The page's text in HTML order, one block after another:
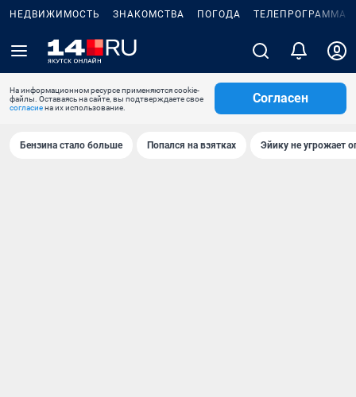
НЕДВИЖИМОСТЬ ЗНАКОМСТВА ПОГОДА ТЕЛЕПРОГРАММА
На информационном ресурсе применяются cookie-
файлы. Оставаясь на сайте, вы подтверждаете свое
согласиена их использование.
Согласен
Бензина стало больше Попался на взятках Эйику не угрожает